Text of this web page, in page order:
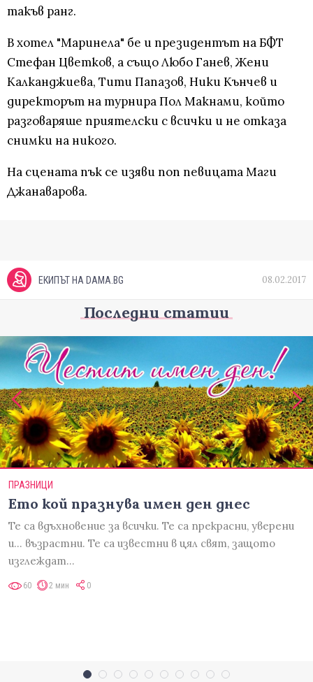
такъв ранг.
В хотел "Маринела" бе и президентът на БФТ
Стефан Цветков, а също Любо Ганев, Жени
Калканджиева, Тити Папазов, Ники Кънчев и
директорът на турнира Пол Макнами, който
разговаряше приятелски с всички и не отказа
снимки на никого.
На сцената пък се изяви поп певицата Маги
Джанаварова.
ЕКИПЪТ НА DAMA.BG 08.02.2017
Последни статии
ПРАЗНИЦИ
Ето кой празнува имен ден днес
Те са вдъхновение за всички. Те са прекрасни, уверени
и... възрастни. Те са известни в цял свят, защото
изглеждат…
60 2 мин 0